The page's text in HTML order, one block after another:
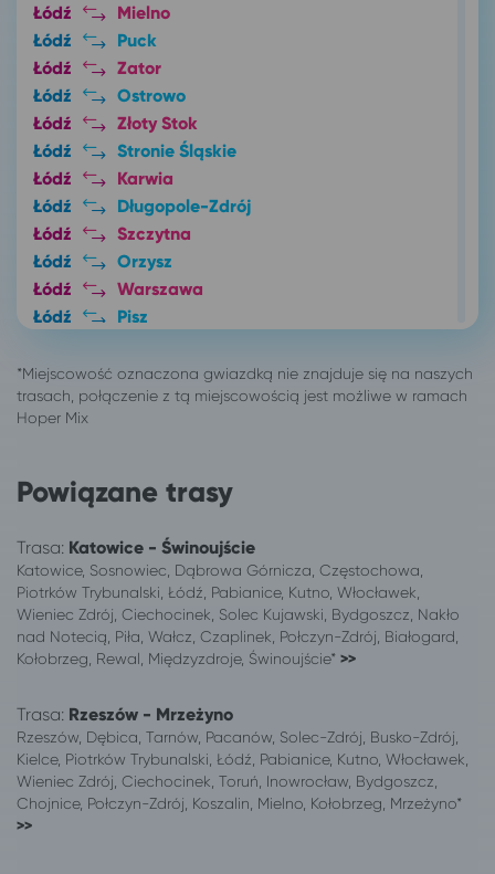
Łódź
Mielno
Łódź
Puck
Łódź
Zator
Łódź
Ostrowo
Łódź
Złoty Stok
Łódź
Stronie Śląskie
Łódź
Karwia
Łódź
Długopole-Zdrój
Łódź
Szczytna
Łódź
Orzysz
Łódź
Warszawa
Łódź
Pisz
Łódź
Chłapowo
Łódź
Dziadowice
Łódź
Łódź
Darłówko
Łódź
Dąbki, gm. Darłowo
Łódź
Bobolin
Łódź
Sandomierz*
Łódź
Kamień Pomorski
Łódź
Świnoujście
Łódź
Giżycko
Władysławowo
Łódź
Mielenko, gm. Mielno
Łódź
Rogowo, pow. gryficki
Łódź
Chłopy
Łódź
Sianożęty
Powiązane trasy
Trasa: Katowice - Świnoujście
Katowice, Sosnowiec, Dąbrowa Górnicza, Częstochowa,
Piotrków Trybunalski, Łódź, Pabianice, Kutno, Włocławek,
Wieniec Zdrój, Ciechocinek, Solec Kujawski, Bydgoszcz, Nakło
nad Notecią, Piła, Wałcz, Czaplinek, Połczyn-Zdrój, Białogard,
Kołobrzeg, Rewal, Międzyzdroje, Świnoujście* >>
Trasa: Rzeszów - Mrzeżyno
Rzeszów, Dębica, Tarnów, Pacanów, Solec-Zdrój, Busko-Zdrój,
Kielce, Piotrków Trybunalski, Łódź, Pabianice, Kutno, Włocławek,
Wieniec Zdrój, Ciechocinek, Toruń, Inowrocław, Bydgoszcz,
Chojnice, Połczyn-Zdrój, Koszalin, Mielno, Kołobrzeg, Mrzeżyno*
>>